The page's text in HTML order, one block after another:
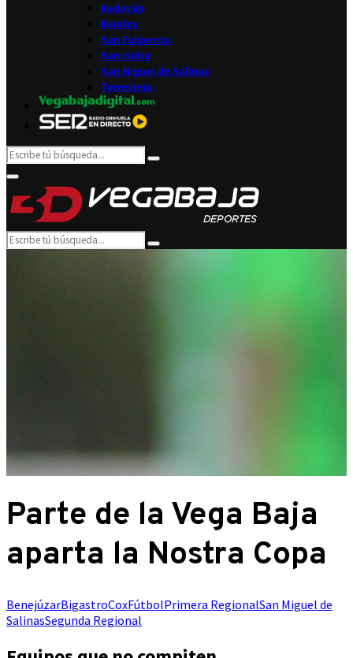
Redován
Rojales
San Fulgencio
San Isidro
San Miguel de Salinas
Torrevieja
Search
for:
Search
Primary
Menu
Search
for:
Search
Parte de la Vega Baja
aparta la Nostra Copa
BenejúzarBigastroCoxFútbolPrimera RegionalSan Miguel de
SalinasSegunda Regional